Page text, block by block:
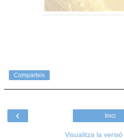
Comparteix
‹ Inici
Visualitza la